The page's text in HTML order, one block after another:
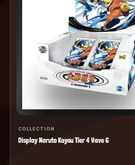
COLLECTION
Display Naruto Kayou Tier 4 Wave 6